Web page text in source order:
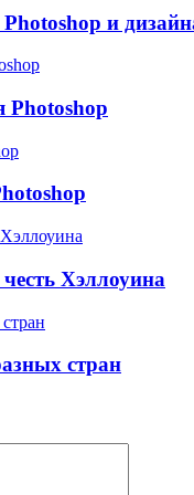
и
Photoshop
Хэллоуина
стран